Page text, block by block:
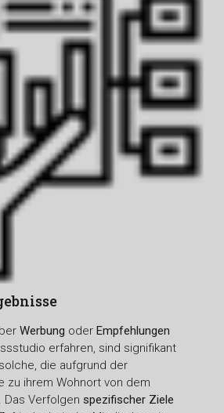
Werbung oder Empfehlungen
erfahren, sind signifikant
die aufgrund der
zu ihrem Wohnort von dem
Das Verfolgen spezifischer Ziele